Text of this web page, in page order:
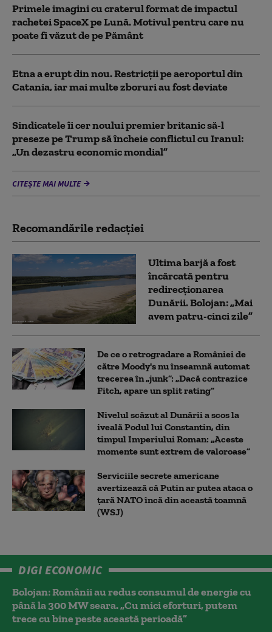
Primele imagini cu craterul format de impactul
rachetei SpaceX pe Lună. Motivul pentru care nu
poate fi văzut de pe Pământ
Etna a erupt din nou. Restricții pe aeroportul din
Catania, iar mai multe zboruri au fost deviate
Sindicatele îi cer noului premier britanic să-l
preseze pe Trump să încheie conflictul cu Iranul:
„Un dezastru economic mondial”
CITEȘTE MAI MULTE
Recomandările redacţiei
Ultima barjă a fost
încărcată pentru
redirecționarea
Dunării. Bolojan: „Mai
avem patru-cinci zile”
De ce o retrogradare a României de
către Moody's nu înseamnă automat
trecerea în „junk”: „Dacă contrazice
Fitch, apare un split rating”
Nivelul scăzut al Dunării a scos la
iveală Podul lui Constantin, din
timpul Imperiului Roman: „Aceste
momente sunt extrem de valoroase”
Serviciile secrete americane
avertizează că Putin ar putea ataca o
țară NATO încă din această toamnă
(WSJ)
DIGI ECONOMIC
Bolojan: Românii au redus consumul de energie cu
până la 300 MW seara. „Cu mici eforturi, putem
trece cu bine peste această perioadă”